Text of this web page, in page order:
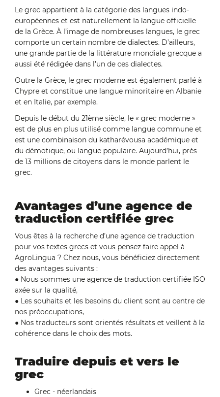
Le grec appartient à la catégorie des langues indo-
européennes et est naturellement la langue officielle
de la Grèce. À l’image de nombreuses langues, le grec
comporte un certain nombre de dialectes. D’ailleurs,
une grande partie de la littérature mondiale grecque a
aussi été rédigée dans l’un de ces dialectes.
Outre la Grèce, le grec moderne est également parlé à
Chypre et constitue une langue minoritaire en Albanie
et en Italie, par exemple.
Depuis le début du 21ème siècle, le « grec moderne »
est de plus en plus utilisé comme langue commune et
est une combinaison du katharévousa académique et
du démotique, ou langue populaire. Aujourd’hui, près
de 13 millions de citoyens dans le monde parlent le
grec.
Avantages d’une agence de
traduction certifiée grec
Vous êtes à la recherche d’une agence de traduction
pour vos textes grecs et vous pensez faire appel à
AgroLingua ? Chez nous, vous bénéficiez directement
des avantages suivants :
● Nous sommes une agence de traduction certifiée ISO
axée sur la qualité,
● Les souhaits et les besoins du client sont au centre de
nos préoccupations,
● Nos traducteurs sont orientés résultats et veillent à la
cohérence dans le choix des mots.
Traduire depuis et vers le
grec
Grec - néerlandais